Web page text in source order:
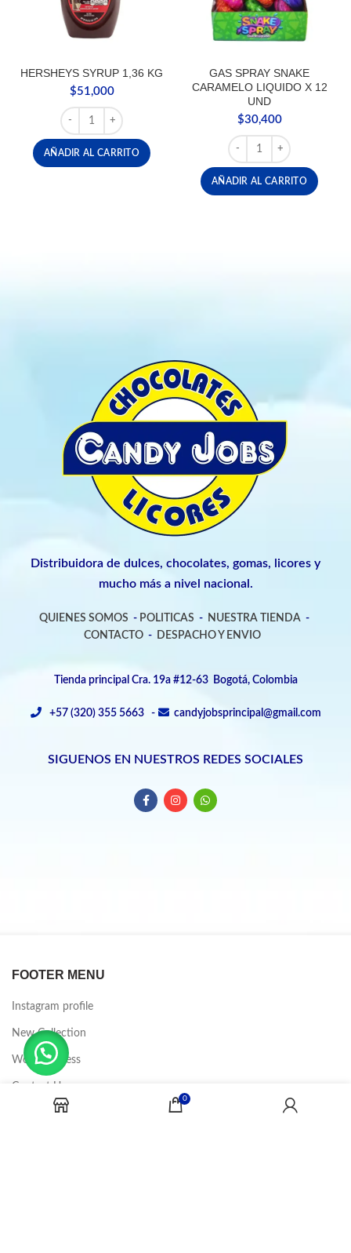
HERSHEYS SYRUP 1,36 KG
$51,000
HERSHEYS SYRUP 1,36 KG cantidad
AÑADIR AL CARRITO
GAS SPRAY SNAKE
CARAMELO LIQUIDO X 12
UND
$30,400
GAS SPRAY SNAKE
AÑADIR AL CARRITO
Distribuidora de dulces, chocolates, gomas, licores y
mucho más a nivel nacional.
QUIENES SOMOS - POLITICAS - NUESTRA TIENDA -
CONTACTO- DESPACHO Y ENVIO
Tienda principal Cra. 19a #12-63 Bogotá, Colombia
+57 (320) 355 5663 - candyjobsprincipal@gmail.com
SIGUENOS EN NUESTROS REDES SOCIALES
FOOTER MENU
Instagram profile
New Collection
Woman Dress
Contact Us
Latest News
0